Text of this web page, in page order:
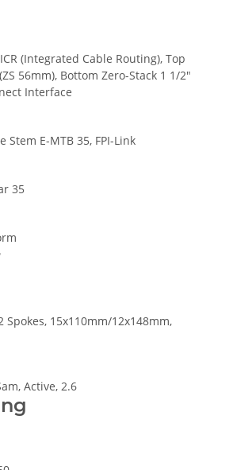
ICR (Integrated Cable Routing), Top
56mm), Bottom Zero-Stack 1 1/2"
Interface
Stem E-MTB 35, FPI-Link
35
Spokes, 15x110mm/12x148mm,
Active, 2.6